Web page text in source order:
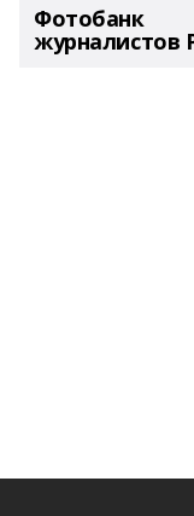
Фотобанк
журналистов